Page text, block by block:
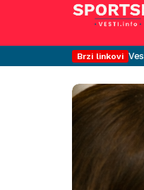
Brzi linkovi